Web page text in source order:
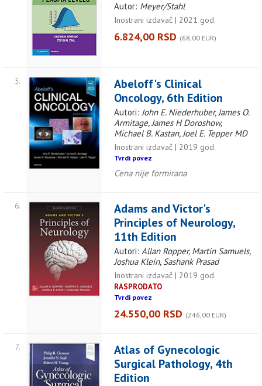
Autor: Meyer/Stahl
Inostrani izdavač | 2021 god.
6.824,00 RSD (68,00 EUR)
5.
Abeloff's Clinical
Oncology, 6th Edition
Autori:John E. Niederhuber, James O.
Armitage, James H Doroshow,
Michael B. Kastan, Joel E. Tepper MD
Inostrani izdavač | 2019 god.
Tvrdi povez
Cena nije formirana
6.
Adams and Victor's
Principles of Neurology,
11th Edition
Autori: Allan Ropper, Martin Samuels,
Joshua Klein, Sashank Prasad
Inostrani izdavač | 2019 god.
RASPRODATO
Tvrdi povez
24.550,00 RSD (246,00 EUR)
7.
Atlas of Gynecologic
Surgical Pathology, 4th
Edition